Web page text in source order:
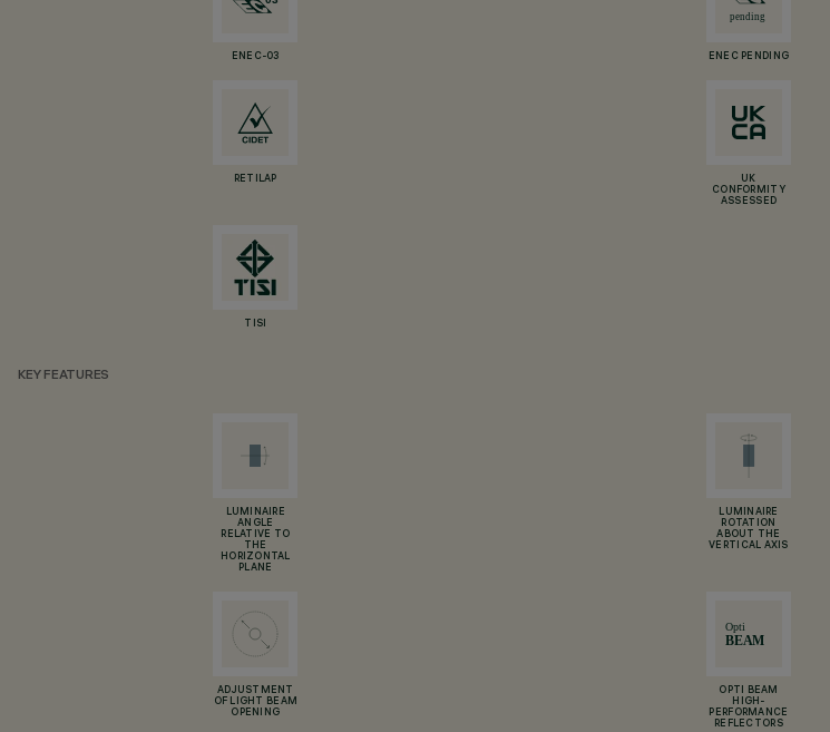
ENEC-03 ENEC PENDING
RETILAP
UK
CONFORMITY
ASSESSED
TISI
KEY FEATURES
LUMINAIRE
ANGLE
RELATIVE TO
THE
HORIZONTAL
PLANE
LUMINAIRE
ROTATION
ABOUT THE
VERTICAL AXIS
ADJUSTMENT
OF LIGHT BEAM
OPENING
OPTI BEAM
HIGH-
PERFORMANCE
REFLECTORS